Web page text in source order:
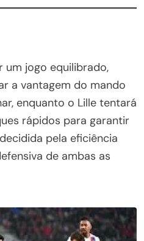
um jogo equilibrado,
a vantagem do mando
enquanto o Lille tentará
rápidos para garantir
pela eficiência
de ambas as